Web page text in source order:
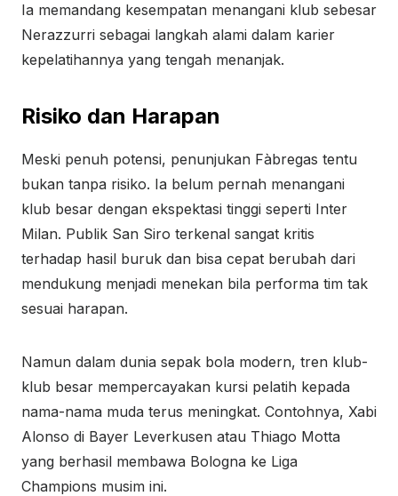
Ia memandang kesempatan menangani klub sebesar
Nerazzurri sebagai langkah alami dalam karier
kepelatihannya yang tengah menanjak.
Risiko dan Harapan
Meski penuh potensi, penunjukan Fàbregas tentu
bukan tanpa risiko. Ia belum pernah menangani
klub besar dengan ekspektasi tinggi seperti Inter
Milan. Publik San Siro terkenal sangat kritis
terhadap hasil buruk dan bisa cepat berubah dari
mendukung menjadi menekan bila performa tim tak
sesuai harapan.
Namun dalam dunia sepak bola modern, tren klub-
klub besar mempercayakan kursi pelatih kepada
nama-nama muda terus meningkat. Contohnya, Xabi
Alonso di Bayer Leverkusen atau Thiago Motta
yang berhasil membawa Bologna ke Liga
Champions musim ini.